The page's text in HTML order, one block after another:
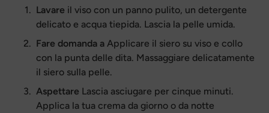
Lavare il viso con un panno pulito, un detergente
delicato e acqua tiepida. Lascia la pelle umida.
Fare domanda a Applicare il siero su viso e collo
con la punta delle dita. Massaggiare delicatamente
il siero sulla pelle.
Aspettare Lascia asciugare per cinque minuti.
Applica la tua crema da giorno o da notte